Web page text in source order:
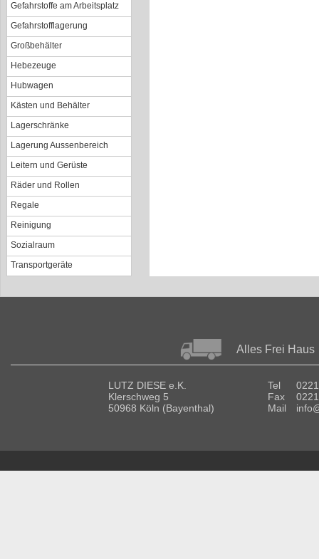
Gefahrstoffe am Arbeitsplatz
Gefahrstofflagerung
Großbehälter
Hebezeuge
Hubwagen
Kästen und Behälter
Lagerschränke
Lagerung Aussenbereich
Leitern und Gerüste
Räder und Rollen
Regale
Reinigung
Sozialraum
Transportgeräte
Alles Frei Haus
LUTZ DIESE e.K.
Klerschweg 5
50968 Köln (Bayenthal)
Tel
Fax
Mail